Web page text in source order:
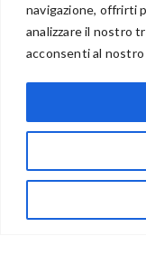
navigazione, offrirti
analizzare il nostro
acconsenti al
BENVENUTI NEL
via Acqua delle
83024 Monteforte
(+39) 081-